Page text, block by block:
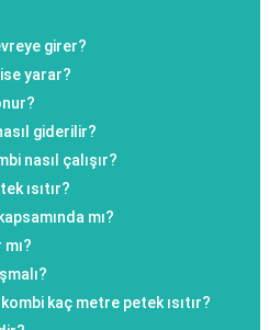
girer?
yarar?
giderilir?
nasıl çalışır?
ısıtır?
mı?
kaç metre petek ısıtır?